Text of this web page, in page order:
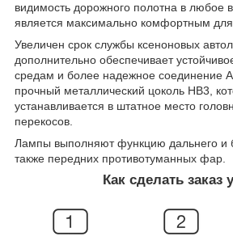
видимость дорожного полотна в любое
является максимально комфортным для
Увеличен срок службы ксеноновых
дополнительно обеспечивает
средам и более надежное соединение
прочный металлический цоколь НB3,
устанавливается в штатное место
перекосов.
Лампы выполняют функцию дальнего и
также передних противотуманных фар.
Как сделать заказ